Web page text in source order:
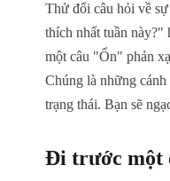
Thử đổi câu hỏi về
thích nhất tuần
một câu "Ổn" phản
Chúng là những
trạng thái. Bạn sẽ
Đi trước một